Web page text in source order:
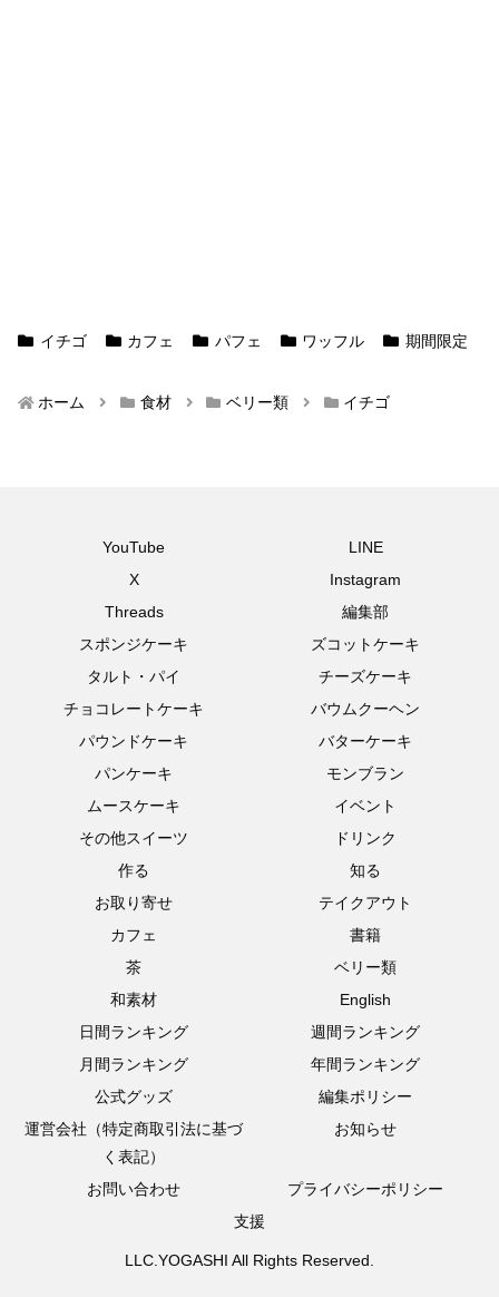
イチゴ カフェ パフェ ワッフル 期間限定
ホーム 食材 ベリー類 イチゴ
YouTube
LINE
X
Instagram
Threads
編集部
スポンジケーキ
ズコットケーキ
タルト・パイ
チーズケーキ
チョコレートケーキ
バウムクーヘン
パウンドケーキ
バターケーキ
パンケーキ
モンブラン
ムースケーキ
イベント
その他スイーツ
ドリンク
作る
知る
お取り寄せ
テイクアウト
カフェ
書籍
茶
ベリー類
和素材
English
日間ランキング
週間ランキング
月間ランキング
年間ランキング
公式グッズ
編集ポリシー
運営会社（特定商取引法に基づ
く表記）
お知らせ
お問い合わせ
プライバシーポリシー
支援
LLC.YOGASHI All Rights Reserved.